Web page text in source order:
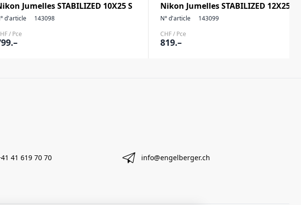
Jumelles STABILIZED 10X25 S
d'article
143098
/ Pce
Nikon Jumelles STABILIZED 12X25 S
N° d'article
143099
CHF / Pce
819.–
41 619 70 70 info@engelberger.ch